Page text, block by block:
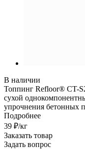
В наличии
Топпинг Refloor® CT-
сухой
упрочнения бетонных
Подробнее
39 ₽/кг
Заказать товар
Задать вопрос